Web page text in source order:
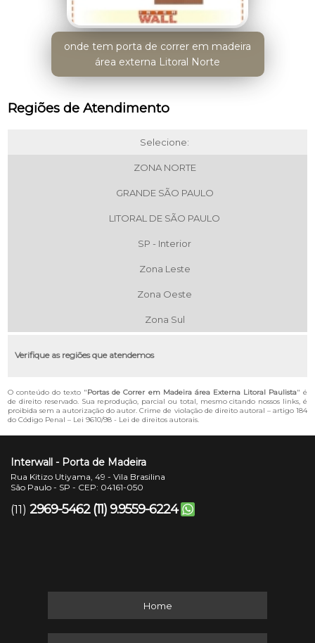
onde tem porta de correr em madeira
área externa Litoral Norte
Regiões de Atendimento
Selecione:
ZONA NORTE
GRANDE SÃO PAULO
LITORAL DE SÃO PAULO
SP - Interior
Zona Leste
Zona Oeste
Zona Sul
Verifique as regiões que atendemos
O conteúdo do texto "Portas de Correr em Madeira área Externa Litoral Paulista" é
de direito reservado. Sua reprodução, parcial ou total, mesmo citando nossos links, é
proibida sem a autorização do autor. Crime de violação de direito autoral – artigo 184
do Código Penal – Lei 9610/98 - Lei de direitos autorais.
Interwall - Porta de Madeira
Rua Kitizo Utiyama, 49 - Vila Brasilina
São Paulo - SP - CEP: 04161-050
(11) 2969-5462 (11) 9.9559-6224
Home